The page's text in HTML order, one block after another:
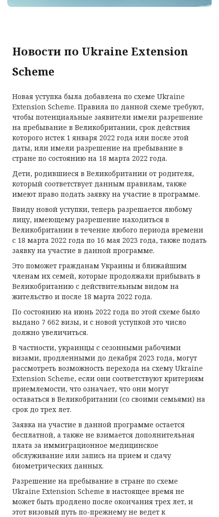
Новости по Ukraine Extension
Scheme
Новая уступка была добавлена по схеме Ukraine
Extension Scheme. Правила по данной схеме требуют,
чтобы потенциальные заявители имели разрешение
на пребывание в Великобритании, срок действия
которого истек 1 января 2022 года или после этой
даты, или имели разрешение на пребывание в
стране по состоянию на 18 марта 2022 года.
Дети, родившиеся в Великобритании от родителя,
который соответствует данным правилам, также
имеют право подать заявку на участие в программе.
Ввиду новой уступки, теперь разрешается любому
лицу, имеющему разрешение находиться в
Великобритании в течение любого периода времени
с 18 марта 2022 года по 16 мая 2023 года, также подать
заявку на участие в данной программе.
Это поможет гражданам Украины и ближайшим
членам их семей, которые продолжали прибывать в
Великобританию с действительным видом на
жительство и после 18 марта 2022 года.
По состоянию на июнь 2022 года по этой схеме было
выдано 7 662 визы, и с новой уступкой это число
должно увеличиться.
В частности, украинцы с сезонными рабочими
визами, продленными до декабря 2023 года, могут
рассмотреть возможность перехода на схему Ukraine
Extension Scheme, если они соответствуют критериям
приемлемости, что означает, что они могут
оставаться в Великобритании (со своими семьями) на
срок до трех лет.
Заявка на участие в данной программе остается
бесплатной, а также не взимается дополнительная
плата за иммиграционное медицинское
обслуживание или запись на прием и сдачу
биометрических данных.
Разрешение на пребывание в стране по схеме
Ukraine Extension Scheme в настоящее время не
может быть продлено после окончания трех лет, и
этот визовый путь по-прежнему не ведет к